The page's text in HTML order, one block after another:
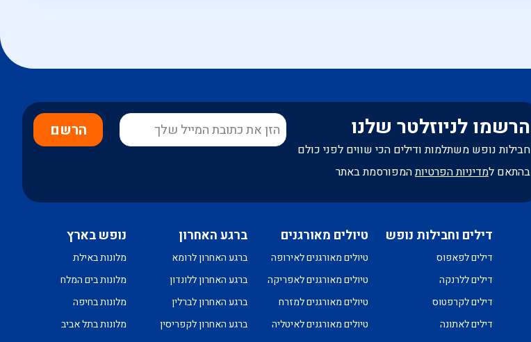
הרשמו לניוזלטר שלנו
חבילות נופש משתלמות ודילים הכי שווים לפני כולם
בהתאם למדיניות הפרטיותהמפורסמת באתר
הרשם
דילים וחבילות נופש
דילים לפאפוס
דילים ללרנקה
דילים לקרפטוס
דילים לאתונה
טיולים מאורגנים
טיולים מאורגנים לאירופה
טיולים מאורגנים לאפריקה
טיולים מאורגנים למזרח
טיולים מאורגנים לאיטליה
ברגע האחרון
ברגע האחרון לרומא
ברגע האחרון ללונדון
ברגע האחרון לברלין
ברגע האחרון לקפריסין
נופש בארץ
מלונות באילת
מלונות בים המלח
מלונות בחיפה
מלונות בתל אביב